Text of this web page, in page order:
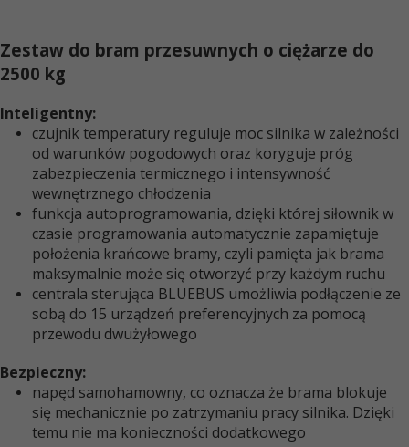
Zestaw do bram przesuwnych o ciężarze do
2500 kg
Inteligentny:
czujnik temperatury reguluje moc silnika w zależności
od warunków pogodowych oraz koryguje próg
zabezpieczenia termicznego i intensywność
wewnętrznego chłodzenia
funkcja autoprogramowania, dzięki której siłownik w
czasie programowania automatycznie zapamiętuje
położenia krańcowe bramy, czyli pamięta jak brama
maksymalnie może się otworzyć przy każdym ruchu
centrala sterująca BLUEBUS umożliwia podłączenie ze
sobą do 15 urządzeń preferencyjnych za pomocą
przewodu dwużyłowego
Bezpieczny:
napęd samohamowny, co oznacza że brama blokuje
się mechanicznie po zatrzymaniu pracy silnika. Dzięki
temu nie ma konieczności dodatkowego